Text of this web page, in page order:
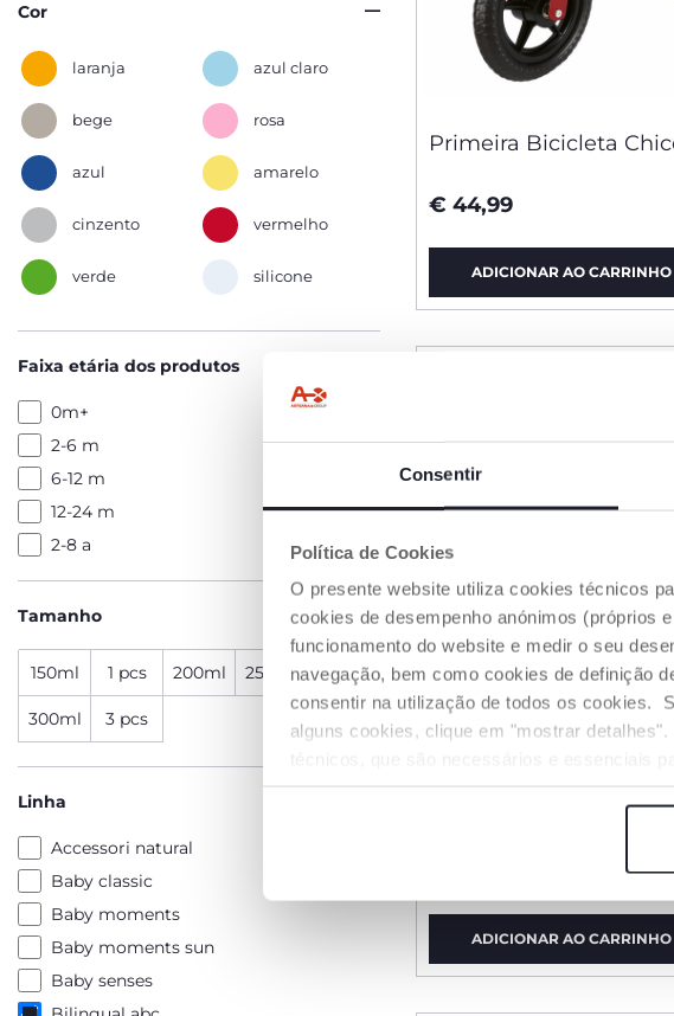
Consentir
Política de Cookies
O presente website utiliza cookies técnicos
cookies de desempenho anónimos (próprios
funcionamento do website e medir o seu
navegação, bem como cookies de definição
consentir na utilização de todos os cookies.
alguns cookies, clique em "mostrar
Cor
laranja azul claro
bege rosa
azul amarelo
cinzento vermelho
verde silicone
Faixa etária dos produtos
0m+
2-6 m
6-12 m
12-24 m
2-8 a
Tamanho
150ml 1 pcs 200ml 250ml 2 pcs
300ml 3 pcs
Linha
Accessori natural
Baby classic
Baby moments
Baby moments sun
Baby senses
Primeira Bicicleta
€ 44,99
ADICIONAR AO CARRINHO
ADICIONAR AO CARRINHO